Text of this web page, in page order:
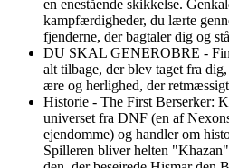
en enestående skikkelse.
kampfærdigheder, du lærte
fjenderne, der bagtaler dig og
DU SKAL GENEROBRE -
alt tilbage, der blev taget fra
ære og herlighed, der
Historie - The First Berserker:
universet fra DNF (en af
ejendomme) og handler om
Spilleren bliver helten